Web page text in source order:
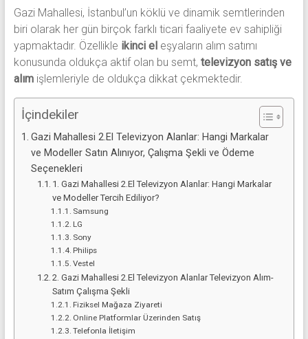
adresten
alım
yapıyor
Gazi Mahallesi, İstanbul’un köklü ve dinamik semtlerinden
biri olarak her gün birçok farklı ticari faaliyete ev sahipliği
yapmaktadır. Özellikle ikinci eleşyaların alım satımı
konusunda oldukça aktif olan bu semt, televizyon satış ve
alımişlemleriyle de oldukça dikkat çekmektedir.
İçindekiler
Gazi Mahallesi 2.El Televizyon Alanlar: Hangi Markalar
ve Modeller Satın Alınıyor, Çalışma Şekli ve Ödeme
Seçenekleri
1. Gazi Mahallesi 2.El Televizyon Alanlar: Hangi Markalar
ve Modeller Tercih Ediliyor?
Samsung
LG
Sony
Philips
Vestel
2. Gazi Mahallesi 2.El Televizyon Alanlar Televizyon Alım-
Satım Çalışma Şekli
Fiziksel Mağaza Ziyareti
Online Platformlar Üzerinden Satış
Telefonla İletişim